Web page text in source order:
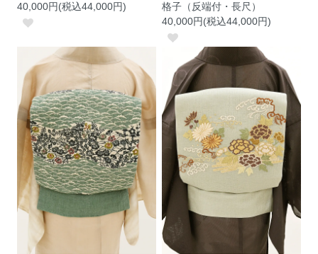
40,000円(税込44,000円)
格子（反端付・長尺）
40,000円(税込44,000円)